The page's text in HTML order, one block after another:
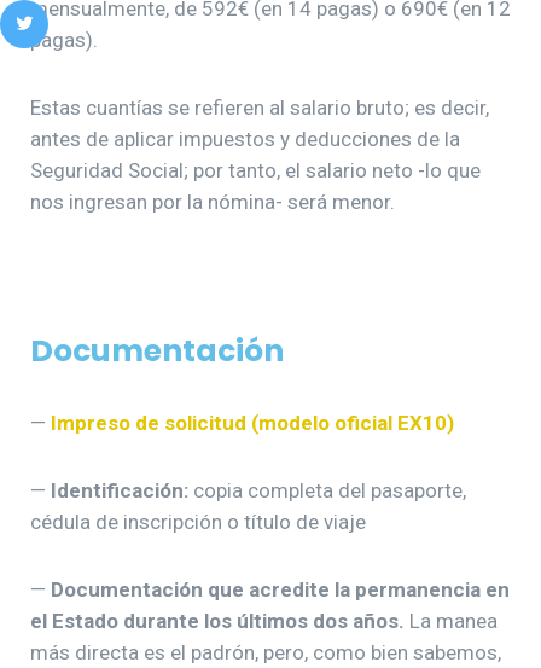
mensualmente, de 592€ (en 14 pagas) o 690€ (en 12
pagas).
Estas cuantías se refieren al salario bruto; es decir,
antes de aplicar impuestos y deducciones de la
Seguridad Social; por tanto, el salario neto -lo que
nos ingresan por la nómina- será menor.
Documentación
— Impreso de solicitud (modelo oficial EX10)
— Identificación: copia completa del pasaporte,
cédula de inscripción o título de viaje
— Documentación que acredite la permanencia en
el Estado durante los últimos dos años. La manea
más directa es el padrón, pero, como bien sabemos,